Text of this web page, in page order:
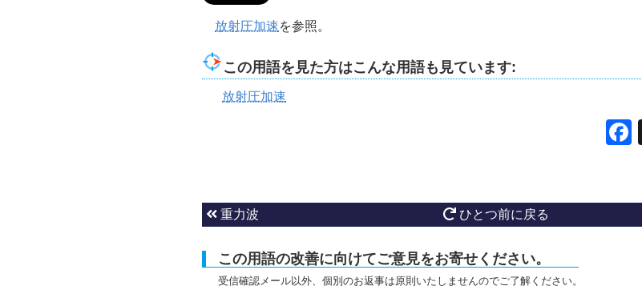
放射圧加速を参照。
この用語を見た方はこんな用語も見ています:
放射圧加速
重力波 ひとつ前に戻る
この用語の改善に向けてご意見をお寄せください。
受信確認メール以外、個別のお返事は原則いたしませんのでご了解ください。